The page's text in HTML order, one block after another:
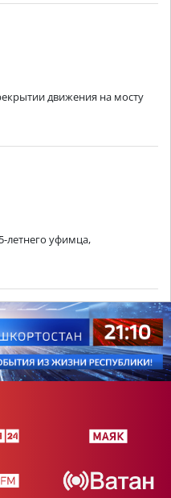
движения на мосту
летнего уфимца,